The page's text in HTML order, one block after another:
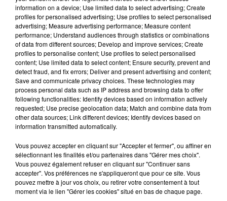
À Hoerdt, de l’eau brune sort des robinets
Depuis plusieurs jours, des habitants de Hoerdt ont vu de
information on a device; Use limited data to select advertising; Create
profiles for personalised advertising; Use profiles to select personalised
advertising; Measure advertising performance; Measure content
performance; Understand audiences through statistics or combinations
of data from different sources; Develop and improve services; Create
profiles to personalise content; Use profiles to select personalised
content; Use limited data to select content; Ensure security, prevent and
detect fraud, and fix errors; Deliver and present advertising and content;
Save and communicate privacy choices. These technologies may
process personal data such as IP address and browsing data to offer
following functionalities: Identify devices based on information actively
requested; Use precise geolocation data; Match and combine data from
other data sources; Link different devices; Identify devices based on
information transmitted automatically.
Vous pouvez accepter en cliquant sur "Accepter et fermer", ou affiner en
sélectionnant les finalités et/ou partenaires dans "Gérer mes choix".
Vous pouvez également refuser en cliquant sur "Continuer sans
accepter". Vos préférences ne s'appliqueront que pour ce site. Vous
pouvez mettre à jour vos choix, ou retirer votre consentement à tout
moment via le lien "Gérer les cookies" situé en bas de chaque page.